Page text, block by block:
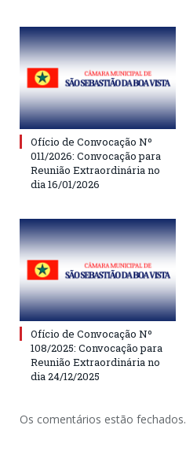
Ofício de Convocação Nº
011/2026: Convocação para
Reunião Extraordinária no
dia 16/01/2026
Ofício de Convocação Nº
108/2025: Convocação para
Reunião Extraordinária no
dia 24/12/2025
Os comentários estão fechados.